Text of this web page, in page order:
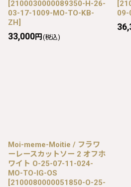
[2100030000089350-H-26-
03-17-1009-MO-TO-KB-
ZH]
33,000円 (税込)
[
09-
Moi-meme-Moitie / フラワ
ーレースカットソー 2 オフホ
ワイト O-25-07-11-024-
MO-TO-IG-OS
[2100080000051850-O-25-